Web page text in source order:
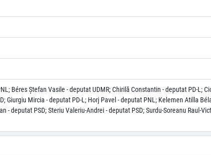
Béres Ştefan Vasile - deputat UDMR; Chirilă Constantin - deputat PD-L;
Giurgiu Mircia - deputat PD-L; Horj Pavel - deputat PNL; Kelemen Atilla
- deputat PSD; Steriu Valeriu-Andrei - deputat PSD; Surdu-Soreanu Raul-